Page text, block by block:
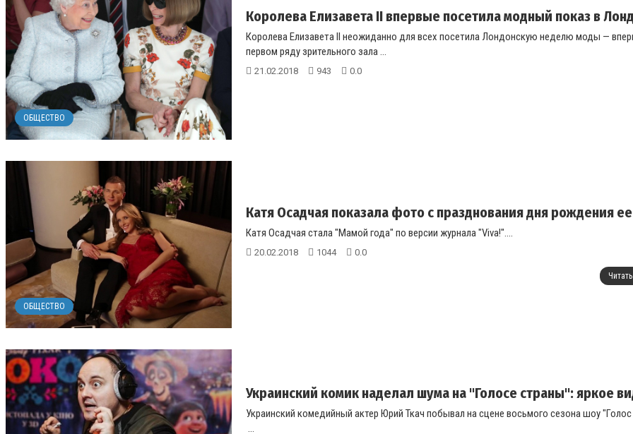
ОБЩЕСТВО
Королева Елизавета II впервые посетила модный показ в
Королева Елизавета II неожиданно для всех посетила Лондонскую неделю моды —
первом ряду зрительного зала ...
21.02.2018 943 0.0
ОБЩЕСТВО
Катя Осадчая показала фото с празднования дня рождения
Катя Осадчая стала "Мамой года" по версии журнала "Viva!"....
20.02.2018 1044 0.0
Украинский комик наделал шума на "Голосе страны": яркое
Украинский комедийный актер Юрий Ткач побывал на сцене восьмого сезона шоу
...